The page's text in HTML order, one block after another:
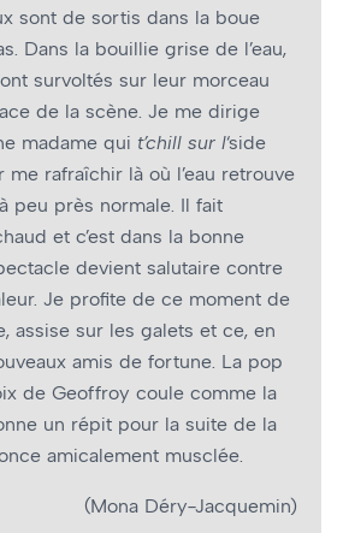
sont de sortis dans la boue
Dans la bouillie grise de l’eau,
survoltés sur leur morceau
de la scène. Je me dirige
madame qui t’chill sur l‘side
me rafraîchir là où l’eau retrouve
peu près normale. Il fait
et c’est dans la bonne
devient salutaire contre
Je profite de ce moment de
assise sur les galets et ce, en
amis de fortune. La pop
de Geoffroy coule comme la
un répit pour la suite de la
amicalement musclée.
(Mona Déry-Jacquemin)